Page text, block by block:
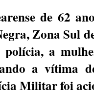
de 62
Zona Sul
polícia, a
a vítima
Militar foi